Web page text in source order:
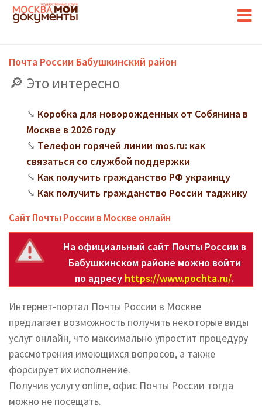
Почта России Бабушкинский район
Это интересно
Коробка для новорожденных от Собянина в
Москве в 2026 году
Телефон горячей линии mos.ru: как
связаться со службой поддержки
Как получить гражданство РФ украинцу
Как получить гражданство России таджику
Сайт Почты России в Москве онлайн
На официальный сайт Почты России в
Бабушкинском районе можно войти
по адресу https://www.pochta.ru/.
Интернет-портал Почты России в Москве
предлагает возможность получить некоторые виды
услуг онлайн, что максимально упростит процедуру
рассмотрения имеющихся вопросов, а также
форсирует их исполнение.
Получив услугу online, офис Почты России тогда
можно не посещать.